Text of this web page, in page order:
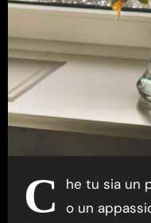
C
he tu sia un
o un